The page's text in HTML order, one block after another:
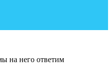
на него ответим